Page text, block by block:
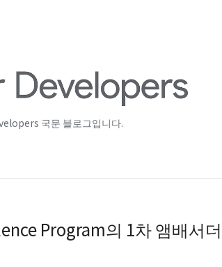
국문 블로그입니다.
Program의 1차 앰배서